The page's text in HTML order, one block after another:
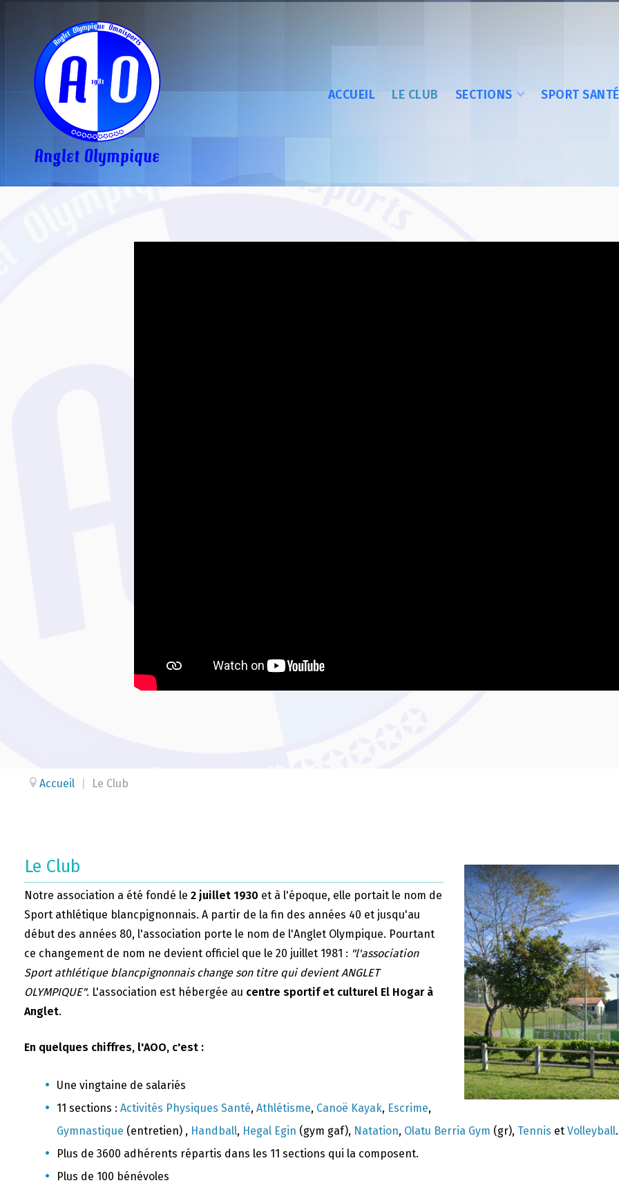
ACCUEIL LE CLUB SECTIONS SPORT SANTÉ
Accueil Le Club
Le Club
Notre association a été fondé le 2 juillet 1930 et à l'époque, elle portait le nom de
Sport athlétique blancpignonnais. A partir de la fin des années 40 et jusqu'au
début des années 80, l'association porte le nom de l'Anglet Olympique. Pourtant
ce changement de nom ne devient officiel que le 20 juillet 1981 : "l'association
Sport athlétique blancpignonnais change son titre qui devient ANGLET
OLYMPIQUE". L'association est hébergée au centre sportif et culturel El Hogar à
Anglet.
En quelques chiffres, l'AOO, c'est :
Une vingtaine de salariés
11 sections : Activités Physiques Santé, Athlétisme, Canoë Kayak, Escrime,
Gymnastique (entretien) , Handball, Hegal Egin (gym gaf), Natation, Olatu Berria Gym (gr), Tennis et Volleyball.
Plus de 3600 adhérents répartis dans les 11 sections qui la composent.
Plus de 100 bénévoles